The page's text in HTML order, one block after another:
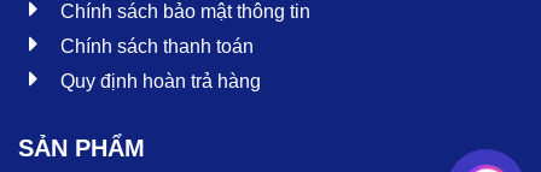
Chính sách bảo mật thông tin
Chính sách thanh toán
Quy định hoàn trả hàng
SẢN PHẨM